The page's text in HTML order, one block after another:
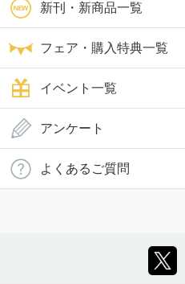
新刊・新商品一覧
フェア・購入特典一覧
イベント一覧
アンケート
よくあるご質問